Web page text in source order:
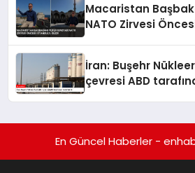
Macaristan
NATO Zirvesi
İran: Buşehr
çevresi ABD
En Güncel Haberler -